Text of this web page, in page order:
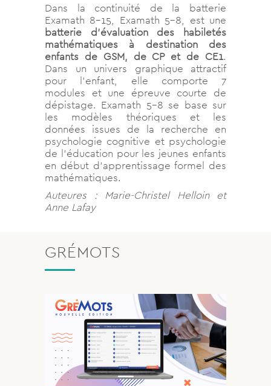
Dans la continuité de la batterie
Examath 8-15, Examath 5-8, est une
batterie d’évaluation des habiletés
mathématiques à destination des
enfants de GSM, de CP et de CE1.
Dans un univers graphique attractif
pour l’enfant, elle comporte 7
modules et une épreuve courte de
dépistage. Examath 5-8 se base sur
les modèles théoriques et les
données issues de la recherche en
psychologie cognitive et psychologie
de l’éducation pour les jeunes enfants
en début d’apprentissage formel des
mathématiques.
Auteures : Marie-Christel Helloin et
Anne Lafay
GRÉMOTS